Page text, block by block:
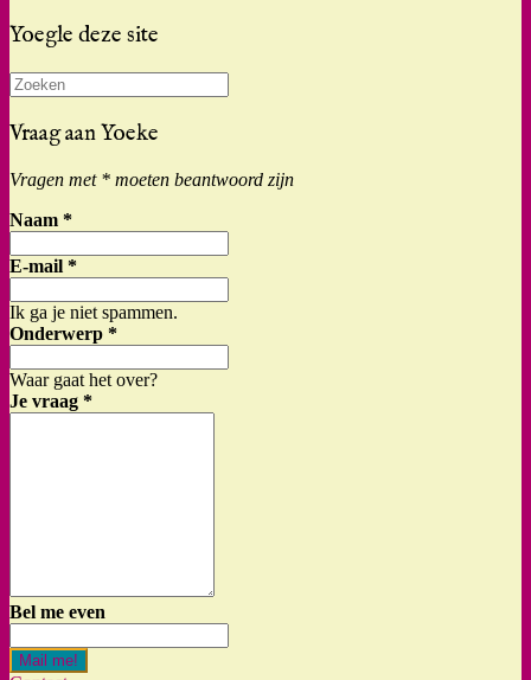
Yoegle deze site
Zoeken
naar:
Vraag aan Yoeke
Vragen met * moeten beantwoord zijn
Naam *
E-mail *
Ik ga je niet spammen.
Onderwerp *
Waar gaat het over?
Je vraag *
Bel me even
Mail me!